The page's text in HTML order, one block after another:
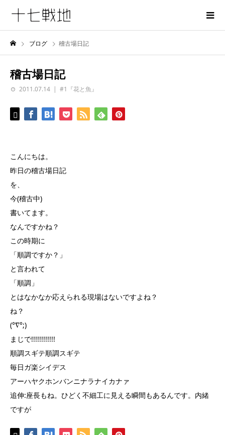
ブログ 稽古場日記
稽古場日記
2011.07.14 #1『花と魚』
こんにちは。
昨日の稽古場日記
を、
今(稽古中)
書いてます。
なんですかね？
この時期に
「順調ですか？」
と言われて
「順調」
とはなかなか応えられる現場はないですよね？
ね？
(°∇°;)
まじで!!!!!!!!!!!!
順調スギテ順調スギテ
毎日ガ楽シイデス
アーハヤクホンバンニナラナイカナァ
追伸:座長もね。ひどく不細工に見える瞬間もあるんです。内緒
ですが